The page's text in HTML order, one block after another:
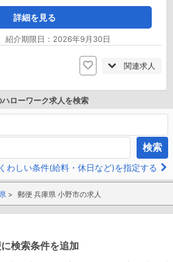
詳細を見る
介期限日：2026年9月30日
関連求人
ハローワーク求人を検索
検索
くわしい条件(給料・休日など)を指定する
郵便 兵庫県 小野市の求人
検索条件を追加